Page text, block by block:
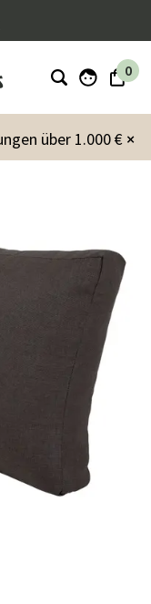
0
×
über 1.000 €
bistro braun